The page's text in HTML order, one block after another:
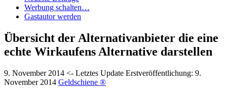
Werbung schalten…
Gastautor werden
Übersicht der Alternativanbieter die eine
echte Wirkaufens Alternative darstellen
9. November 2014 <- Letztes Update Erstveröffentlichung: 9.
November 2014 Geldschiene ®